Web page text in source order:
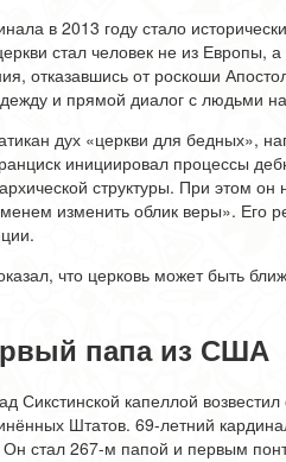
в 2013 году стало
стал человек не из
отказавшись от роскоши
и прямой диалог с людьми
дух «церкви для бедных»,
инициировал процессы
структуры. При этом
изменить облик веры». Его
что церковь может быть
папа из США
Сикстинской капеллой
Штатов. 69-летний
Он стал 267-м папой и первым